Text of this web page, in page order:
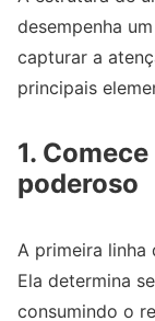
desempenha
capturar a
principais
1.
poderoso
A primeira linha
Ela determina
consumindo o